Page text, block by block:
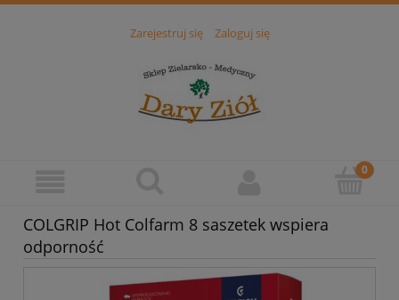
Zarejestruj się Zaloguj się
COLGRIP Hot Colfarm 8 saszetek wspiera
odporność